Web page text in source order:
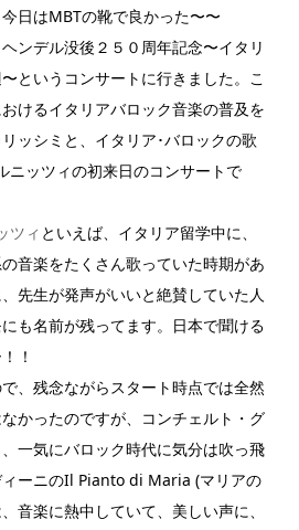
今日はMBTの靴で良かった〜〜
ヘンデル没後２５０周年記念〜イタリ
というコンサートに行きました。こ
けるイタリアバロック音楽の普及を
ッシミと、イタリア･バロックの歌
ニッツィの初来日のコンサートで
ツィ といえば、イタリア留学中に、
音楽をたくさん歌っていた時期があ
先生が発声がいいと絶賛していた人
も名前が残ってます。日本で聞ける
！
、残念ながらスタート時点では全然
かったのですが、コンチェルト・グ
一気にバロック時代に気分は吹っ飛
ーニのIl Pianto di Maria (マリアの
音楽に熱中していて、美しい声に、